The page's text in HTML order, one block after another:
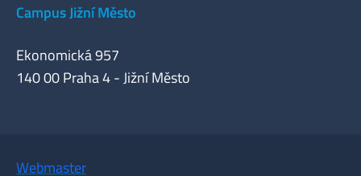
Campus Jižní Město
Ekonomická 957
140 00 Praha 4 - Jižní Město
Webmaster